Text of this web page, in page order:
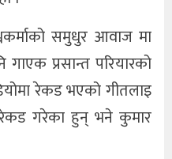
समुधुर आवाज मा
प्रसान्त परियारको
रेकड भएको गीतलाइ
गरेका हुन् भने कुमार